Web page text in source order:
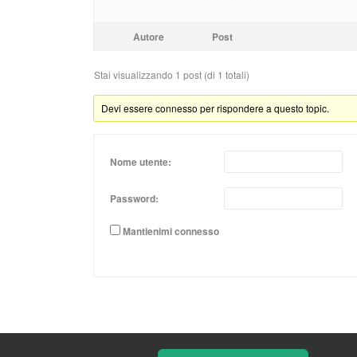
Autore Post
Stai visualizzando 1 post (di 1 totali)
Devi essere connesso per rispondere a questo topic.
Nome utente:
Password:
Mantienimi connesso